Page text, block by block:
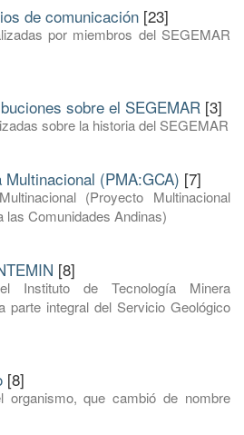
de comunicación [23]
por miembros del SEGEMAR
sobre el SEGEMAR [3]
sobre la historia del SEGEMAR
(PMA:GCA) [7]
(Proyecto Multinacional
las Comunidades Andinas)
[8]
Instituto de Tecnología Minera
parte integral del Servicio Geológico
[8]
organismo, que cambió de nombre